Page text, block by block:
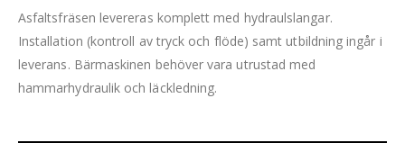
Asfaltsfräsen levereras komplett med hydraulslangar.
Installation (kontroll av tryck och flöde) samt utbildning ingår i
leverans. Bärmaskinen behöver vara utrustad med
hammarhydraulik och läckledning.